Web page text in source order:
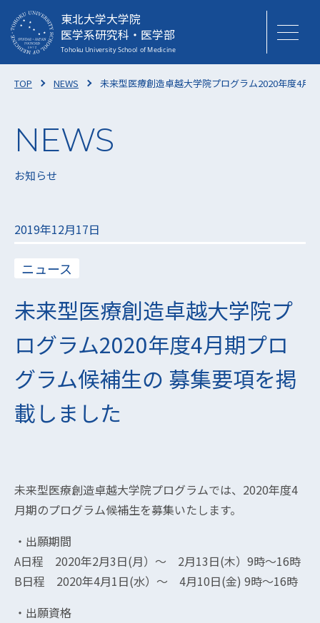
東北大学大学院
医学系研究科・医学部
TOP NEWS 未来型医療創造卓越大学院プログラム2020年度4月
お知らせ
2019年12月17日
ニュース
未来型医療創造卓越大学院プ
ログラム2020年度4月期プロ
グラム候補生の 募集要項を掲
載しました
未来型医療創造卓越大学院プログラムでは、2020年度4
月期のプログラム候補生を募集いたします。
・出願期間
A日程 2020年2月3日(月）～ 2月13日(木）9時～16時
B日程 2020年4月1日(水）～ 4月10日(金) 9時～16時
・出願資格